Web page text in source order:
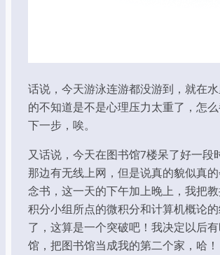
话说，今天游泳连游都没游到，就在
的不知道是不是心理压力太重了，怎
下一步，唉。
又话说，今天在图书馆7楼呆了好一段
那边有无线上网，但是说真的貌似真
念书，这一天的下午加上晚上，我把
积分小组所点的微积分和计算机概论
了，这算是一个突破吧！我决定以后
馆，把图书馆当成我的第二个家，哈！